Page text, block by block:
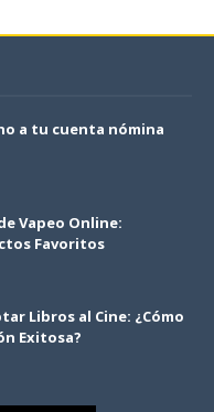
a tu cuenta nómina
Vapeo Online:
Favoritos
Libros al Cine: ¿Cómo
Exitosa?